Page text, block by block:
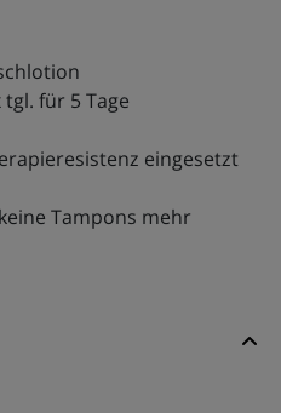
für 5 Tage
eingesetzt
Tampons mehr